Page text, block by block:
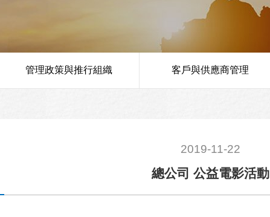
管理政策與推行組織 客戶與供應商管理
2019-11-22
總公司 公益電影活動